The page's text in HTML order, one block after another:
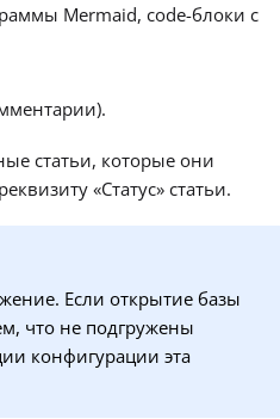
Mermaid, code-блоки с
статьи, которые они
«Статус» статьи.
Если открытие базы
что не подгружены
конфигурации эта